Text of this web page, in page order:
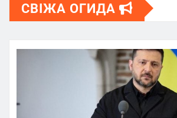
СВІЖА ОГИДА